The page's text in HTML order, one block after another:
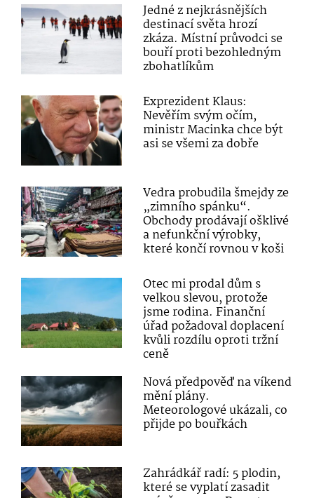
Jedné z nejkrásnějších
destinací světa hrozí
zkáza. Místní průvodci se
bouří proti bezohledným
zbohatlíkům
Exprezident Klaus:
Nevěřím svým očím,
ministr Macinka chce být
asi se všemi za dobře
Vedra probudila šmejdy ze
„zimního spánku“.
Obchody prodávají ošklivé
a nefunkční výrobky,
které končí rovnou v koši
Otec mi prodal dům s
velkou slevou, protože
jsme rodina. Finanční
úřad požadoval doplacení
kvůli rozdílu oproti tržní
ceně
Nová předpověď na víkend
mění plány.
Meteorologové ukázali, co
přijde po bouřkách
Zahrádkář radí: 5 plodin,
které se vyplatí zasadit